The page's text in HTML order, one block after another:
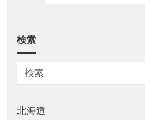
検索
北海道